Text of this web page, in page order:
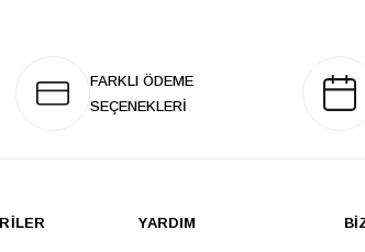
FARKLI ÖDEME
SEÇENEKLERİ
YARDIM